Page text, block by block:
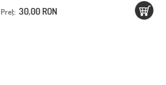
Preţ: 30,00 RON